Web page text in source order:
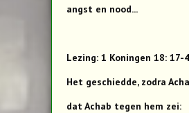
angst en nood...
Lezing: 1 Koningen 18: 17-
Het geschiedde, zodra
dat Achab tegen hem zei: